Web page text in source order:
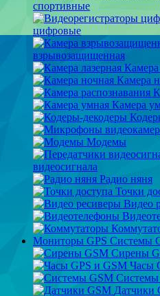
спортивные
цифровые
взрывозащищенная
Камера
Камера
Камера
Модемы
видеосигнала
Радио няня
Точки
Видео
Мониторы GPS Системы
Сирены
Часы
Датчики